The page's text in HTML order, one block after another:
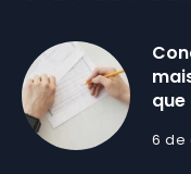
que
6 de